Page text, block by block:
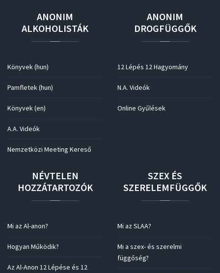
ANONIM
ALKOHOLISTÁK
Könyvek (hun)
Pamfletek (hun)
Könyvek (en)
A.A. Videók
Nemzetközi Meeting Kereső
ANONIM
DROGFÜGGŐK
12 Lépés 12 Hagyomány
N.A. Videók
Online Gyűlések
NÉVTELEN
HOZZÁTARTOZÓK
Mi az Al-anon?
Hogyan Működik?
Az Al-Anon 12 Lépése és 12
SZEX ÉS
SZERELEMFÜGGŐK
Mi az SLAA?
Mi a szex- és szerelmi
függőség?